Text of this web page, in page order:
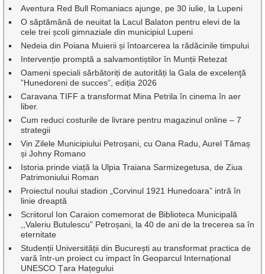
Aventura Red Bull Romaniacs ajunge, pe 30 iulie, la Lupeni
O săptămână de neuitat la Lacul Balaton pentru elevi de la
cele trei școli gimnaziale din municipiul Lupeni
Nedeia din Poiana Muierii și întoarcerea la rădăcinile timpului
Intervenție promptă a salvamontiștilor în Munții Retezat
Oameni speciali sărbătoriți de autorități la Gala de excelenţă
”Hunedoreni de succes”, ediția 2026
Caravana TIFF a transformat Mina Petrila în cinema în aer
liber.
Cum reduci costurile de livrare pentru magazinul online – 7
strategii
Vin Zilele Municipiului Petroșani, cu Oana Radu, Aurel Tămaș
și Johny Romano
Istoria prinde viață la Ulpia Traiana Sarmizegetusa, de Ziua
Patrimoniului Roman
Proiectul noului stadion „Corvinul 1921 Hunedoara” intră în
linie dreaptă
Scriitorul Ion Caraion comemorat de Biblioteca Municipală
,,Valeriu Butulescu” Petroșani, la 40 de ani de la trecerea sa în
eternitate
Studenții Universității din București au transformat practica de
vară într-un proiect cu impact în Geoparcul Internațional
UNESCO Țara Hațegului